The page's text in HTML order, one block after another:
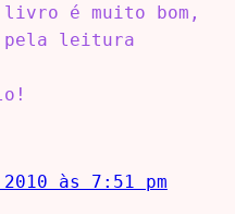
é muito bom,
pela leitura
às 7:51 pm